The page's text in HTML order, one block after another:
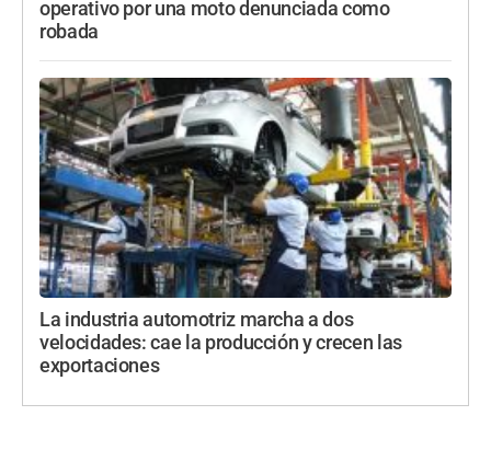
operativo por una moto denunciada como
robada
La industria automotriz marcha a dos
velocidades: cae la producción y crecen las
exportaciones